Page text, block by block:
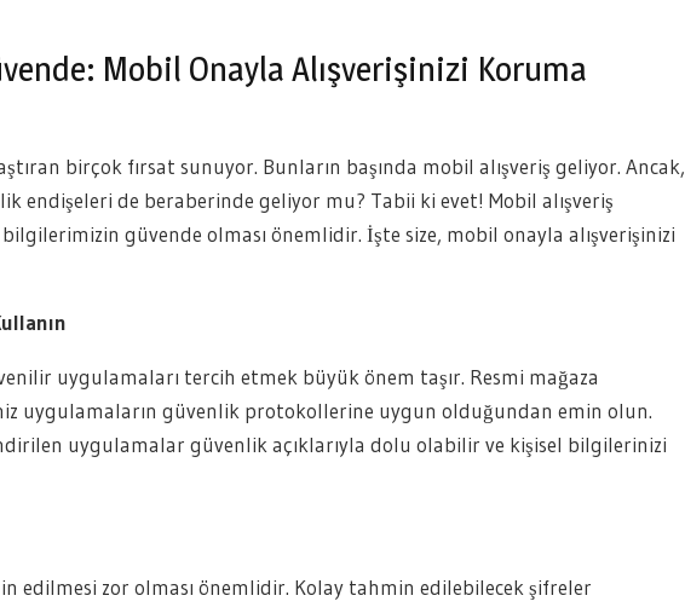
Mobil Onayla Alışverişinizi Koruma
birçok fırsat sunuyor. Bunların başında mobil alışveriş geliyor. Ancak,
endişeleri de beraberinde geliyor mu? Tabii ki evet! Mobil alışveriş
güvende olması önemlidir. İşte size, mobil onayla alışverişinizi
uygulamaları tercih etmek büyük önem taşır. Resmi mağaza
uygulamaların güvenlik protokollerine uygun olduğundan emin olun.
uygulamalar güvenlik açıklarıyla dolu olabilir ve kişisel bilgilerinizi
edilmesi zor olması önemlidir. Kolay tahmin edilebilecek şifreler